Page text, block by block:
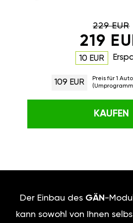
229 EUR
219
10 EUR
109 EUR
Preis für 1 Auto
KAUFEN
Der Einbau des GÄN -
kann sowohl von Ihnen